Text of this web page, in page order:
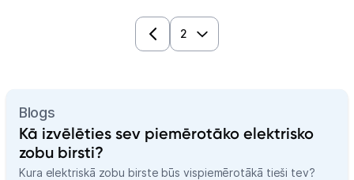
Blogs
Kā izvēlēties sev piemērotāko elektrisko
zobu birsti?
Kura elektriskā zobu birste būs vispiemērotākā tieši tev?